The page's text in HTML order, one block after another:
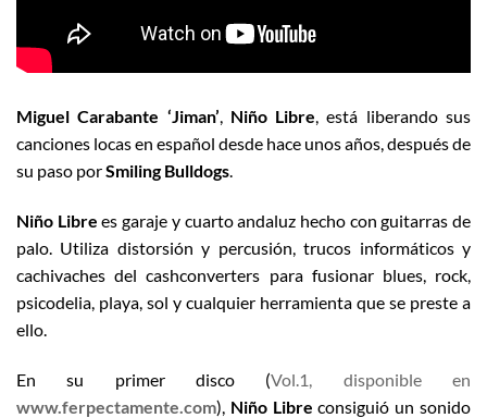
Miguel Carabante ‘Jiman’,Niño Libre, está liberando sus
canciones locas en español desde hace unos años, después de
su paso porSmiling Bulldogs.
Niño Libre es garaje y cuarto andaluz hecho con guitarras de
palo. Utiliza distorsión y percusión, trucos informáticos y
cachivaches del cashconverters para fusionar blues, rock,
psicodelia, playa, sol y cualquier herramienta que se preste a
ello.
En su primer disco (Vol.1, disponible en
www.ferpectamente.com), Niño Libre consiguió un sonido